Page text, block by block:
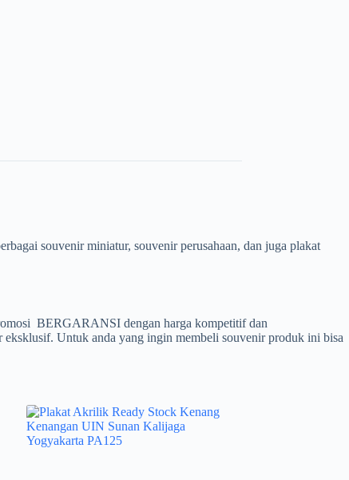
souvenir miniatur, souvenir perusahaan, dan juga plakat
BERGARANSI dengan harga kompetitif dan
Untuk anda yang ingin membeli souvenir produk ini bisa